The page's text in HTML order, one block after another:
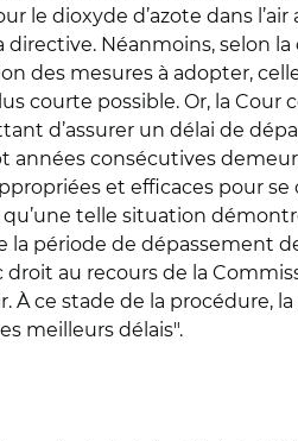
le dioxyde d’azote dans
Néanmoins, selon
des mesures à adopter,
possible. Or, la Cour
d’assurer un délai de
années consécutives
et efficaces pour se
telle situation
la période de dépassement
au recours de la
À ce stade de la procédure,
meilleurs délais".